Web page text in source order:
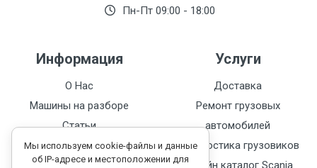
Мы используем cookie-файлы и данные
об IP-адресе и местоположении для
Пн-Пт 09:00 - 18:00
Информация
О Нас
Машины на разборе
Статьи
Каталог запчастей
Контакты
Услуги
Доставка
Ремонт грузовых
автомобилей
Диагностика грузовиков
Онлайн каталог Scania